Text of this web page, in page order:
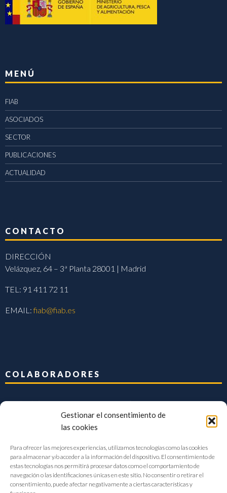
Gestionar el consentimiento de
las cookies
Para ofrecer las mejores experiencias, utilizamos tecnologías como las cookies
para almacenar y/o acceder a la información del dispositivo. El consentimiento de
estas tecnologías nos permitirá procesar datos como el comportamiento de
navegación o las identificaciones únicas en este sitio. No consentir o retirar el
consentimiento, puede afectar negativamente a ciertas características y
MENÚ
FIAB
ASOCIADOS
SECTOR
PUBLICACIONES
ACTUALIDAD
CONTACTO
DIRECCIÓN
Velázquez, 64 – 3ª Planta 28001 | Madrid
TEL: 91 411 72 11
EMAIL:fiab@fiab.es
COLABORADORES